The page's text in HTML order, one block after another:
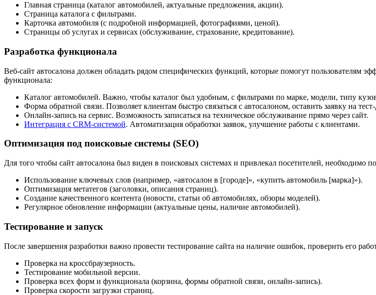
Главная страница (каталог автомобилей, актуальные предложения, акции).
Страница каталога с фильтрами.
Карточка автомобиля (с подробной информацией, фотографиями, ценой).
Страницы об услугах и сервисах (обслуживание, страхование, кредитование).
Разработка функционала
Веб-сайт автосалона должен обладать рядом специфических функций, которые помогут пользователям
функционала:
Каталог автомобилей. Важно, чтобы каталог был удобным, с фильтрами по марке, модели, типу
Форма обратной связи. Позволяет клиентам быстро связаться с автосалоном, оставить заявку на
Онлайн-запись на сервис. Возможность записаться на техническое обслуживание прямо через сайт.
Интеграция с CRM-системой. Автоматизация обработки заявок, улучшение работы с клиентами.
Оптимизация под поисковые системы (SEO)
Для того чтобы сайт автосалона был виден в поисковых системах и привлекал посетителей, необходимо
Использование ключевых слов (например, «автосалон в [городе]», «купить автомобиль [марка]»).
Оптимизация метатегов (заголовки, описания страниц).
Создание качественного контента (новости, статьи об автомобилях, обзоры моделей).
Регулярное обновление информации (актуальные цены, наличие автомобилей).
Тестирование и запуск
После завершения разработки важно провести тестирование сайта на наличие ошибок, проверить его
Проверка на кроссбраузерность.
Тестирование мобильной версии.
Проверка всех форм и функционала (корзина, формы обратной связи, онлайн-запись).
Проверка скорости загрузки страниц.